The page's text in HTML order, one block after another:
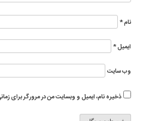
نام*
ایمیل*
وب‌ سایت
ذخیره نام، ایمیل و وبسایت من در مرورگر برای